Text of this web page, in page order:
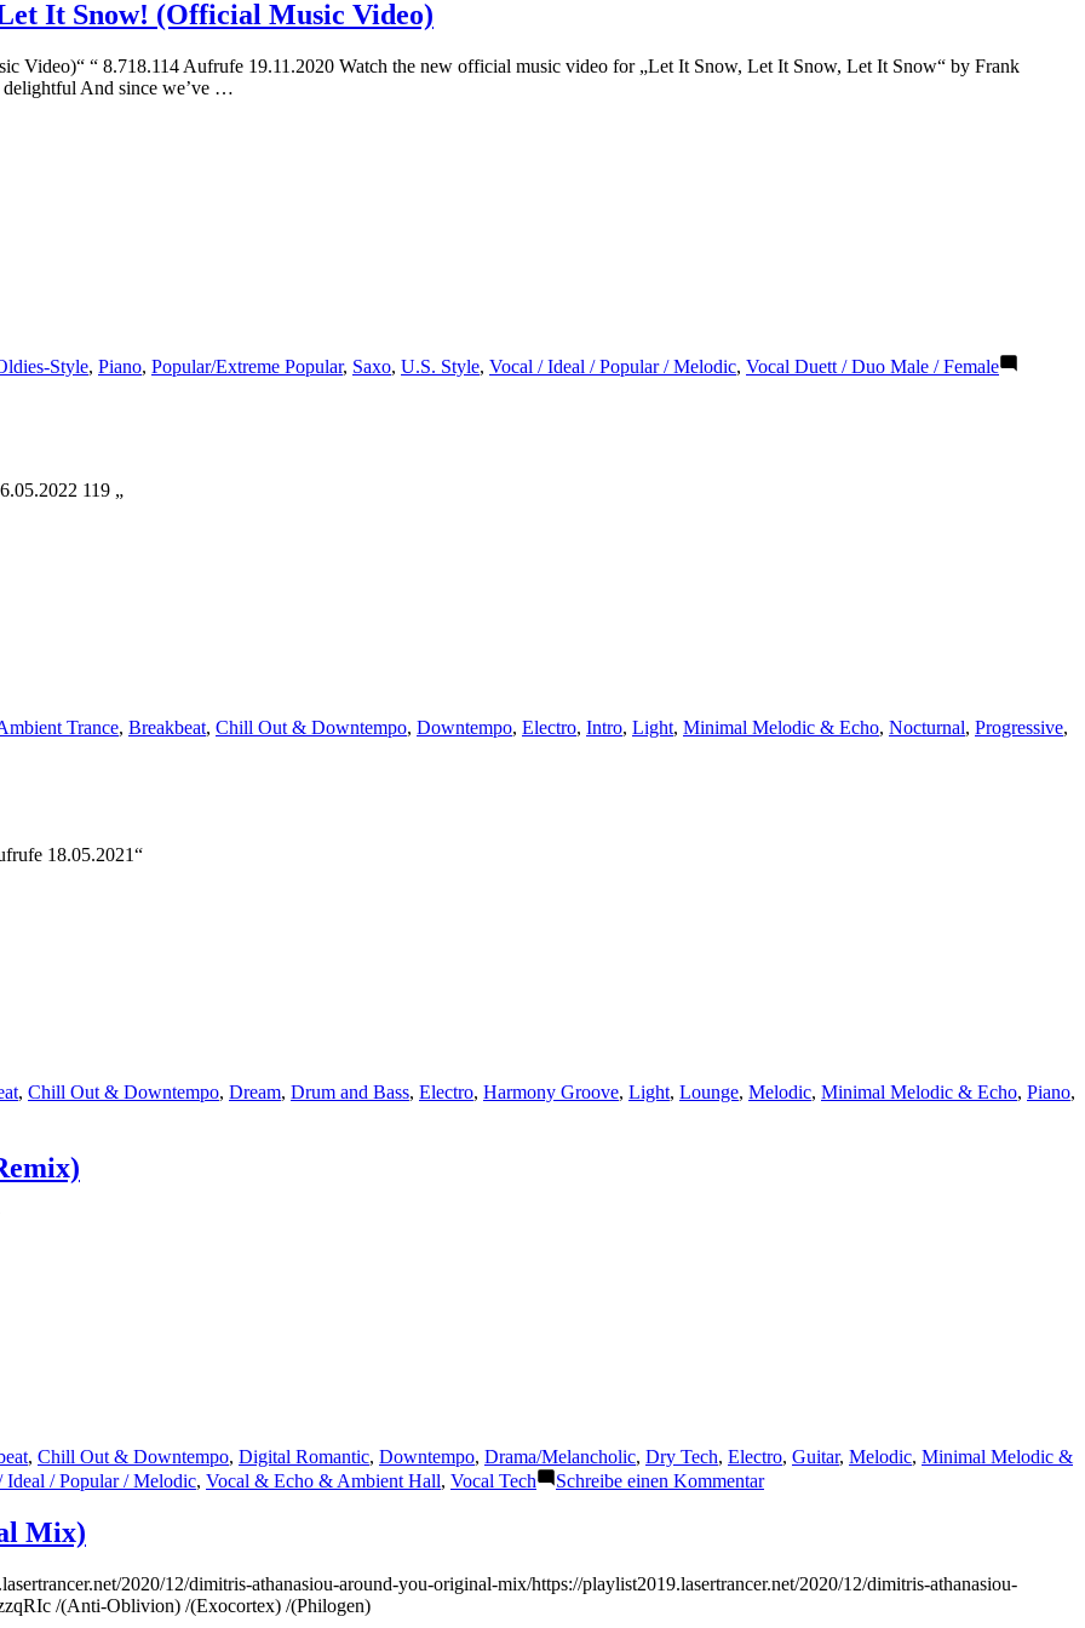
It Snow! (Official Music Video)
Video)“ “ 8.718.114 Aufrufe 19.11.2020 Watch the new official music video for „Let It Snow, Let It Snow, Let It Snow“ by Frank
delightful And since we’ve …
Style, Piano, Popular/Extreme Popular, Saxo, U.S. Style, Vocal / Ideal / Popular / Melodic, Vocal Duett / Duo Male / Female
119 „
Trance, Breakbeat, Chill Out & Downtempo, Downtempo, Electro, Intro, Light, Minimal Melodic & Echo, Nocturnal, Progressive,
18.05.2021“
, Chill Out & Downtempo, Dream, Drum and Bass, Electro, Harmony Groove, Light, Lounge, Melodic, Minimal Melodic & Echo, Piano,
, Chill Out & Downtempo, Digital Romantic, Downtempo, Drama/Melancholic, Dry Tech, Electro, Guitar, Melodic, Minimal Melodic &
Ideal / Popular / Melodic, Vocal & Echo & Ambient Hall, Vocal Tech Schreibe einen Kommentarzu
Lights
Mix)
2020/12/dimitris-athanasiou-around-you-original-mix/https://playlist2019.lasertrancer.net/2020/12/dimitris-athanasiou-
/(Anti-Oblivion) /(Exocortex) /(Philogen)